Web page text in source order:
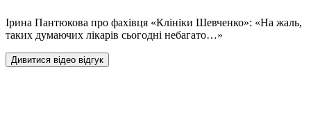
Ірина Пантюкова про фахівця «Клініки Шевченко»: «На жаль,
таких думаючих лікарів сьогодні небагато…»
Дивитися відео відгук